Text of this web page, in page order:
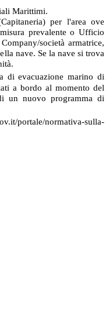
Marittimi.
per l'area ove
prevalente o Ufficio
società armatrice,
nave. Se la nave si trova
di evacuazione marino di
a bordo al momento del
un nuovo programma di
portale/normativa-sulla-